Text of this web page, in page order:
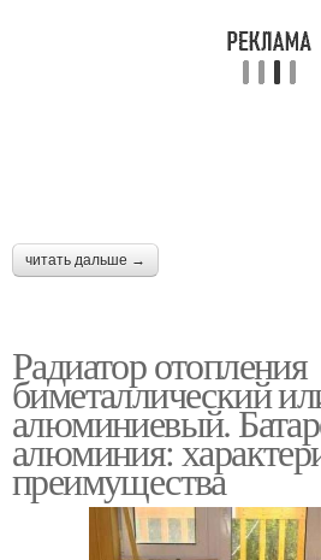
читать дальше →
Радиатор отопления
биметаллический
алюминиевый.
алюминия:
преимущества